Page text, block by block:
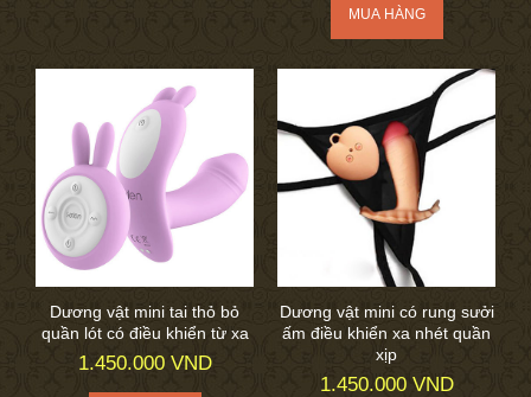
Dương vật mini tai thỏ bỏ
quần lót có điều khiển từ xa
1.450.000 VND
Dương vật mini có rung sưởi
ấm điều khiển xa nhét quần
xịp
1.450.000 VND